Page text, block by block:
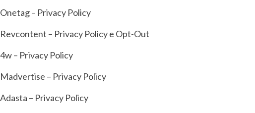
Onetag – Privacy Policy
Revcontent – Privacy Policy e Opt-Out
4w – Privacy Policy
Madvertise – Privacy Policy
Adasta – Privacy Policy